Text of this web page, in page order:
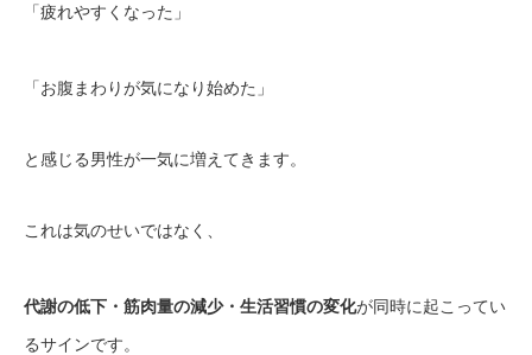
「疲れやすくなった」
「お腹まわりが気になり始めた」
と感じる男性が一気に増えてきます。
これは気のせいではなく、
代謝の低下・筋肉量の減少・生活習慣の変化が同時に起こってい
るサインです。